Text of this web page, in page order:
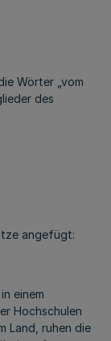
Wörter „vom
des
angefügt:
einem
Hochschulen
Land, ruhen die